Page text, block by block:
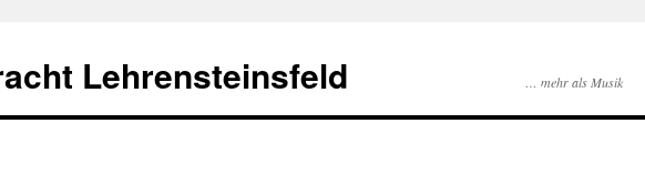
Lehrensteinsfeld … mehr als Musik